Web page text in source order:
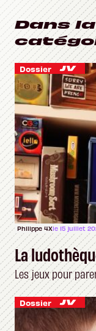
Dans
Dossier
Philippe 4Xle 15 juillet
La
Les jeux pour
Dossier